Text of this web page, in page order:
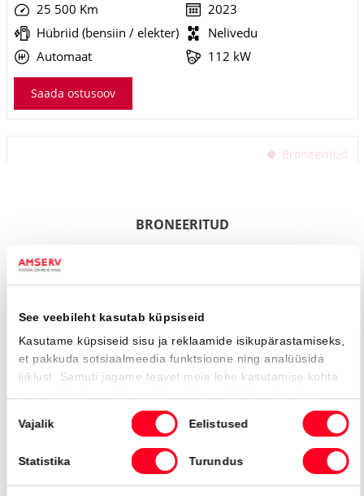
25 500 Km
2023
Hübriid (bensiin / elekter)
Nelivedu
Automaat
112 kW
Saada ostusoov
Broneeritud
BRONEERITUD
Toyota Highlander
Luxury AWD
38 490 € 42 990 €
431 €
Hübriid (bensiin / elekter)
Nelivedu
Automaat
140 kW